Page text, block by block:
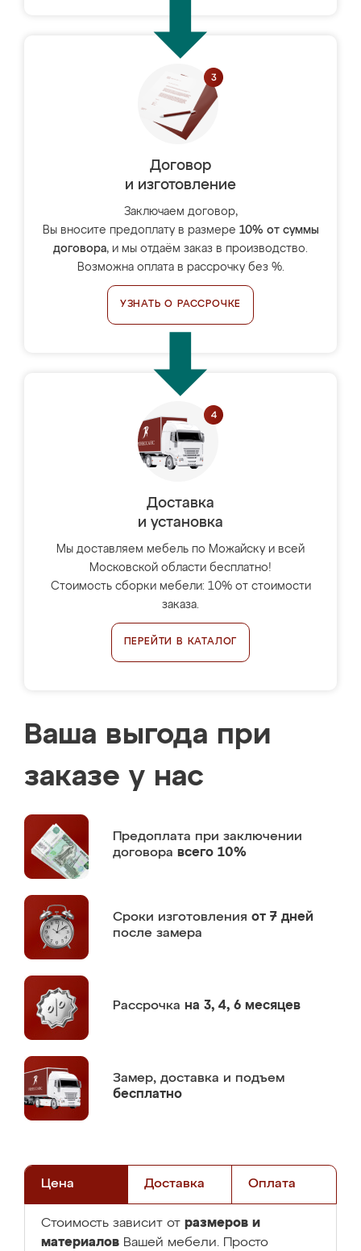
Договор
и изготовление
Заключаем договор,
Вы вносите предоплату в размере 10% от суммы
договора, и мы отдаём заказ в производство.
Возможна оплата в рассрочку без %.
УЗНАТЬ О РАССРОЧКЕ
Доставка
и установка
Мы доставляем мебель по Можайску и всей
Московской области бесплатно!
Стоимость сборки мебели: 10% от стоимости
заказа.
ПЕРЕЙТИ В КАТАЛОГ
Ваша выгода при
заказе у нас
Предоплата при заключении
договора всего 10%
Сроки изготовления от 7 дней
после замера
Рассрочка на 3, 4, 6 месяцев
Замер, доставка и подъем
бесплатно
Цена Доставка Оплата
Стоимость зависит от размеров и
материалов Вашей мебели. Просто